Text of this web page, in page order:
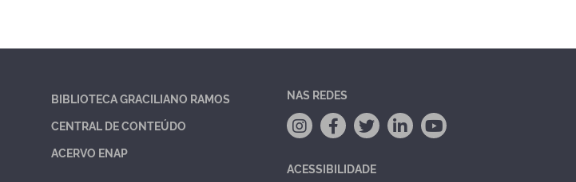
BIBLIOTECA GRACILIANO RAMOS
CENTRAL DE CONTEÚDO
ACERVO ENAP
NAS REDES
ACESSIBILIDADE